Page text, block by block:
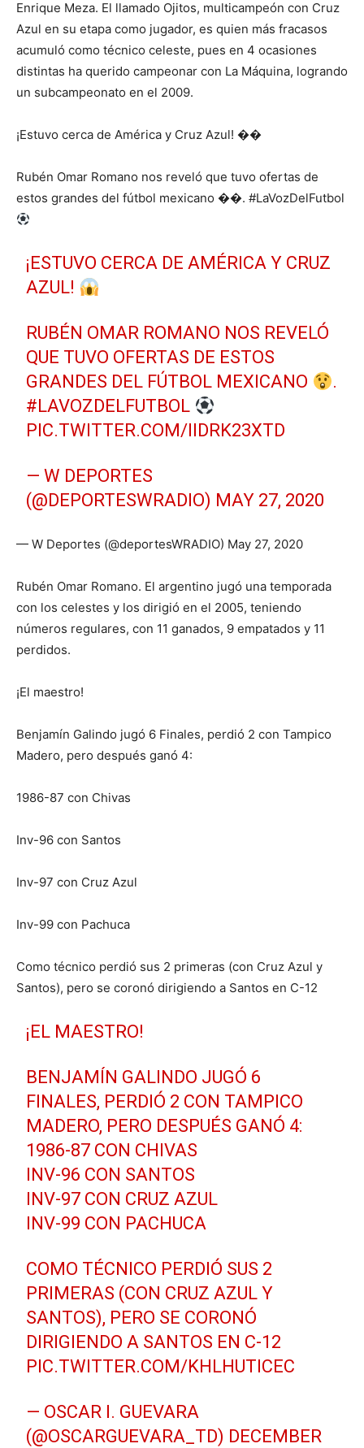
Enrique Meza. El llamado Ojitos, multicampeón con Cruz
Azul en su etapa como jugador, es quien más fracasos
acumuló como técnico celeste, pues en 4 ocasiones
distintas ha querido campeonar con La Máquina, logrando
un subcampeonato en el 2009.
¡Estuvo cerca de América y Cruz Azul! ��
Rubén Omar Romano nos reveló que tuvo ofertas de
estos grandes del fútbol mexicano ��. #LaVozDelFutbol
¡ESTUVO CERCA DE AMÉRICA Y CRUZ
AZUL!
RUBÉN OMAR ROMANO NOS REVELÓ
QUE TUVO OFERTAS DE ESTOS
GRANDES DEL FÚTBOL MEXICANO
.
#LAVOZDELFUTBOL
PIC.TWITTER.COM/IIDRK23XTD
— W DEPORTES
(@DEPORTESWRADIO) MAY 27, 2020
— W Deportes (@deportesWRADIO) May 27, 2020
Rubén Omar Romano. El argentino jugó una temporada
con los celestes y los dirigió en el 2005, teniendo
números regulares, con 11 ganados, 9 empatados y 11
perdidos.
¡El maestro!
Benjamín Galindo jugó 6 Finales, perdió 2 con Tampico
Madero, pero después ganó 4:
1986-87 con Chivas
Inv-96 con Santos
Inv-97 con Cruz Azul
Inv-99 con Pachuca
Como técnico perdió sus 2 primeras (con Cruz Azul y
Santos), pero se coronó dirigiendo a Santos en C-12
¡EL MAESTRO!
BENJAMÍN GALINDO JUGÓ 6
FINALES, PERDIÓ 2 CON TAMPICO
MADERO, PERO DESPUÉS GANÓ 4:
1986-87 CON CHIVAS
INV-96 CON SANTOS
INV-97 CON CRUZ AZUL
INV-99 CON PACHUCA
COMO TÉCNICO PERDIÓ SUS 2
PRIMERAS (CON CRUZ AZUL Y
SANTOS), PERO SE CORONÓ
DIRIGIENDO A SANTOS EN C-12
PIC.TWITTER.COM/KHLHUTICEC
— OSCAR I. GUEVARA
(@OSCARGUEVARA_TD) DECEMBER